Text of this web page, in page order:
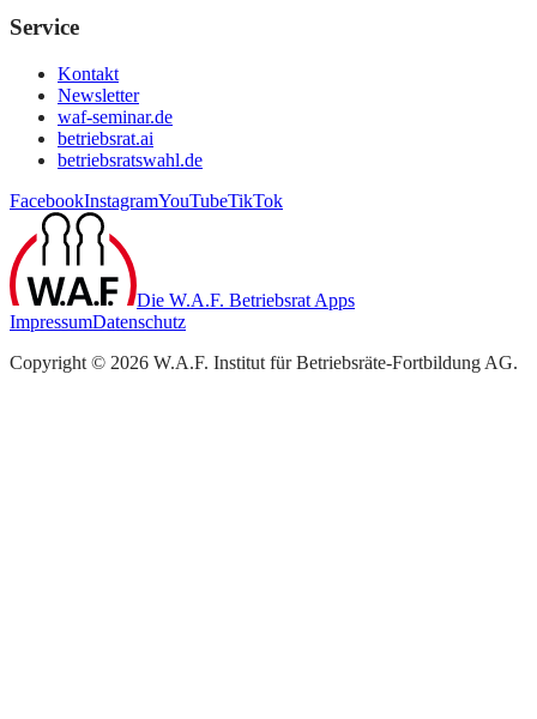
Service
Kontakt
Newsletter
waf-seminar.de
betriebsrat.ai
betriebsratswahl.de
FacebookInstagramYouTubeTikTok
Die W.A.F. Betriebsrat Apps
ImpressumDatenschutz
Copyright © 2026 W.A.F. Institut für Betriebsräte-Fortbildung AG.